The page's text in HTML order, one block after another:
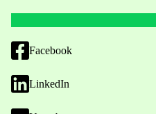
Facebook
LinkedIn